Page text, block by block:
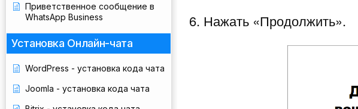
Приветственное сообщение в
WhatsApp Business
Установка Онлайн-чата
WordPress - установка кода чата
Joomla - установка кода чата
6. Нажать «Продолжить».